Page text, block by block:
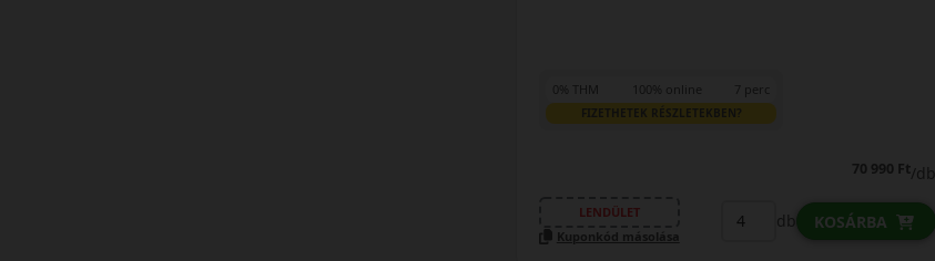
0% THM 100% online 7 perc
FIZETHETEK RÉSZLETEKBEN?
70 990 Ft/db
LENDÜLET
Kuponkód másolása
db KOSÁRBA